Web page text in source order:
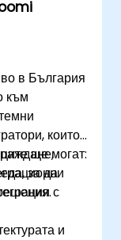
в България
към
които
ще могат:
за да
с
и